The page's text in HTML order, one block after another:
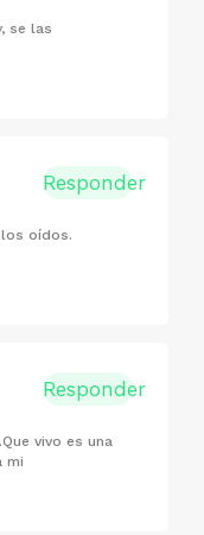
se las
Responder
oídos.
Responder
vivo es una
mi